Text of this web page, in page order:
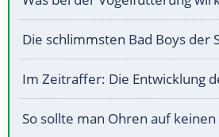
Die schlimmsten Bad Boys der
Im Zeitraffer: Die Entwicklung
So sollte man Ohren auf